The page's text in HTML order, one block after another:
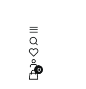
Otwórz
Produkty w